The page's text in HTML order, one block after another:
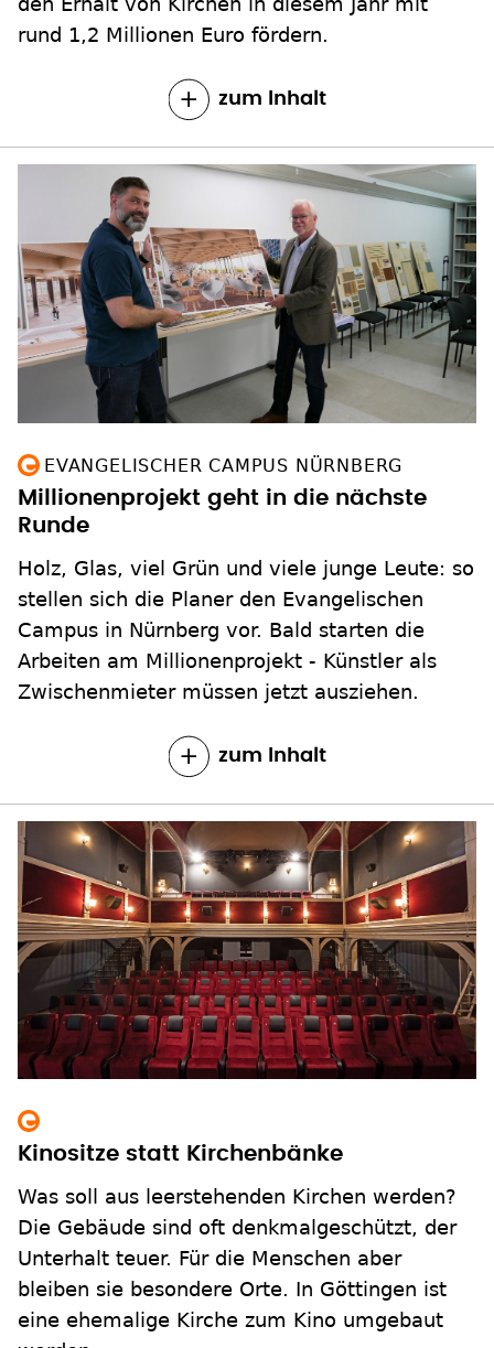
EVANGELISCHER CAMPUS NÜRNBERG
Millionenprojekt geht in die nächste
Runde
Holz, Glas, viel Grün und viele junge Leute: so
Campus in Nürnberg vor. Bald starten die
Arbeiten am Millionenprojekt - Künstler als
Zwischenmieter müssen jetzt ausziehen.
zum Inhalt
Kinositze statt Kirchenbänke
Was soll aus leerstehenden Kirchen werden?
Unterhalt teuer. Für die Menschen aber
bleiben sie besondere Orte. In Göttingen ist
eine ehemalige Kirche zum Kino umgebaut
worden.